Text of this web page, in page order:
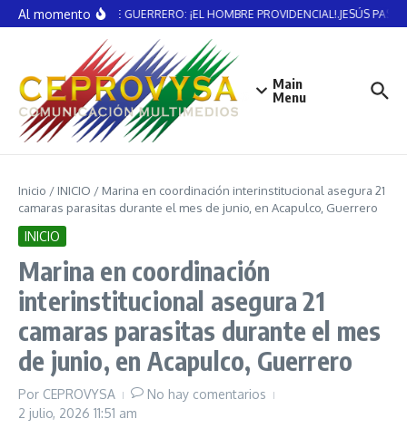
Saltar al contenido
Al momentoVICENTE GUERRERO: ¡EL HOMBRE PROVIDENCIAL!.JESÚS
Main
Menu
Inicio / INICIO / Marina en coordinación interinstitucional asegura 21
camaras parasitas durante el mes de junio, en Acapulco, Guerrero
INICIO
Marina en coordinación
interinstitucional asegura 21
camaras parasitas durante el mes
de junio, en Acapulco, Guerrero
Por CEPROVYSA
No hay comentarios
2 julio, 2026 11:51 am